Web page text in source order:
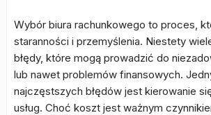
Wybór biura rachunkowego to proces,
staranności i przemyślenia. Niestety
błędy, które mogą prowadzić do
lub nawet problemów finansowych.
najczęstszych błędów jest kierowanie
usług. Choć koszt jest ważnym